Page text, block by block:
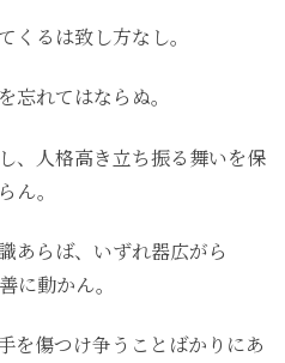
くるは致し方なし。
忘れてはならぬ。
、人格高き立ち振る舞いを保
ん。
あらば、いずれ器広がら
に動かん。
を傷つけ争うことばかりにあ